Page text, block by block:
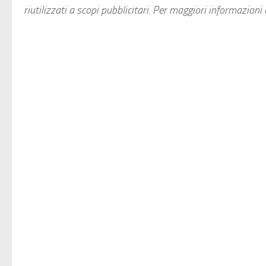
riutilizzati a scopi pubblicitari. Per maggiori